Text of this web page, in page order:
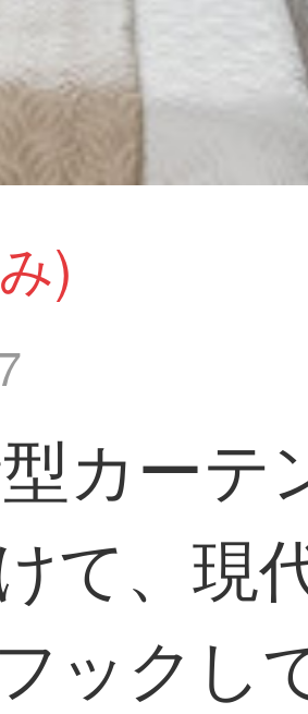
)
カーテ
て、現
ックし